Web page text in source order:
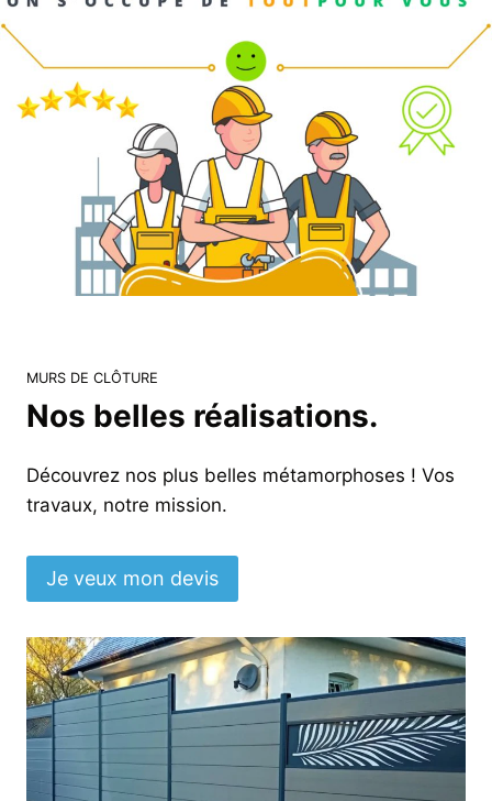
MURS DE CLÔTURE
Nos belles réalisations.
Découvrez nos plus belles métamorphoses ! Vos
travaux, notre mission.
Je veux mon devis